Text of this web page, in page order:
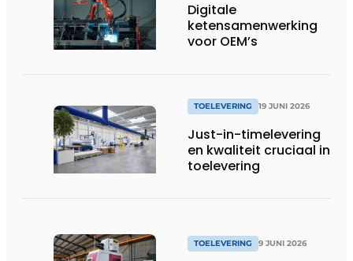
Digitale
ketensamenwerking
voor OEM’s
TOELEVERING 19 JUNI 2026
Just-in-timelevering
en kwaliteit cruciaal in
toelevering
TOELEVERING 9 JUNI 2026